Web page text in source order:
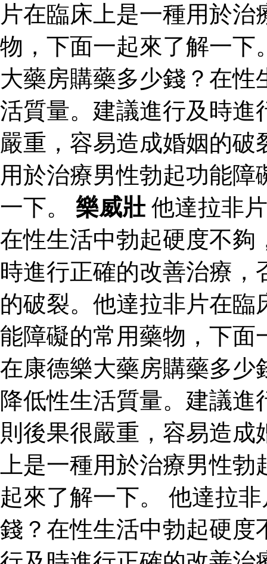
片在臨床上是一種用於
物，下面一起來了解一下
大藥房購藥多少錢？在
活質量。建議進行及時進
嚴重，容易造成婚姻的
用於治療男性勃起功能
一下。 樂威壯他達拉非
在性生活中勃起硬度不夠
時進行正確的改善治療
的破裂。他達拉非片在
能障礙的常用藥物，下面
在康德樂大藥房購藥多少
降低性生活質量。建議
則後果很嚴重，容易造
上是一種用於治療男性
起來了解一下。 他達拉
錢？在性生活中勃起硬度